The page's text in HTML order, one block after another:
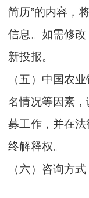
简历”的内容，
信息。如需修改
新投报。
（五）中国农
名情况等因素
募工作，并在
终解释权。
（六）咨询方